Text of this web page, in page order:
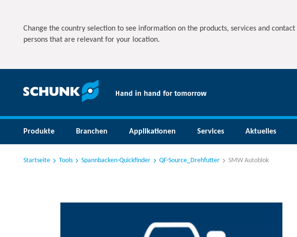
Change the country selection to see information on the products, services and contact
persons that are relevant for your location.
Produkte Branchen Applikationen Services Aktuelles
Startseite Tools Spannbacken-Quickfinder QF-Source_Drehfutter SMW Autoblok